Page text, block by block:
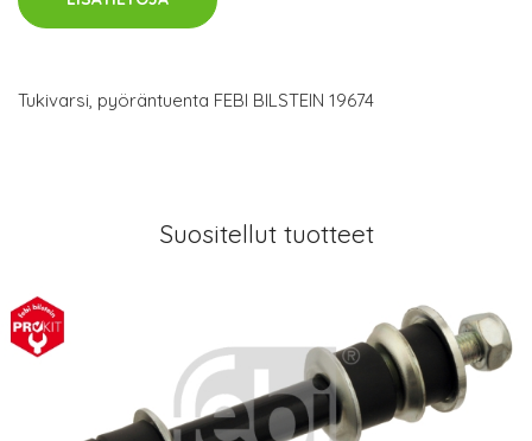
Tukivarsi, pyöräntuenta FEBI BILSTEIN 19674
Suositellut tuotteet